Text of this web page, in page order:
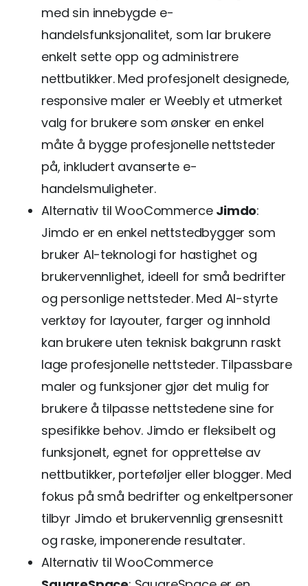
med sin innebygde e-
handelsfunksjonalitet, som lar brukere
enkelt sette opp og administrere
nettbutikker. Med profesjonelt designede,
responsive maler er Weebly et utmerket
valg for brukere som ønsker en enkel
måte å bygge profesjonelle nettsteder
på, inkludert avanserte e-
handelsmuligheter.
Alternativ til WooCommerce Jimdo:
Jimdo er en enkel nettstedbygger som
bruker AI-teknologi for hastighet og
brukervennlighet, ideell for små bedrifter
og personlige nettsteder. Med AI-styrte
verktøy for layouter, farger og innhold
kan brukere uten teknisk bakgrunn raskt
lage profesjonelle nettsteder. Tilpassbare
maler og funksjoner gjør det mulig for
brukere å tilpasse nettstedene sine for
spesifikke behov. Jimdo er fleksibelt og
funksjonelt, egnet for opprettelse av
nettbutikker, porteføljer eller blogger. Med
fokus på små bedrifter og enkeltpersoner
tilbyr Jimdo et brukervennlig grensesnitt
og raske, imponerende resultater.
Alternativ til WooCommerce